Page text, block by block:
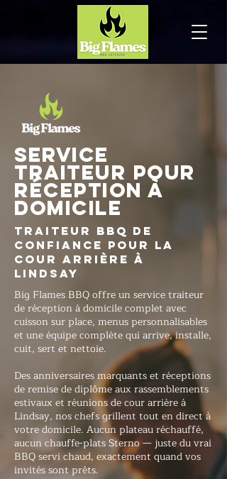
Service
traiteur pour
réception à
domicile
Traiteur BBQ de
confiance pour la
cour arrière à
Lindsay
Big Flames BBQ offre un service traiteur
de réception à domicile complet avec
cuisson sur place, menus personnalisables
et une équipe complète qui arrive, installe,
cuit, sert et nettoie.
Des anniversaires marquants et réceptions
de remise de diplôme aux rassemblements
estivaux et réunions de cour arrière à
Lindsay, nos chefs grillent tout en direct à
votre domicile. Aucun plateau réchauffé,
aucun chauffe-plats Sterno — juste du vrai
BBQ servi chaud, exactement quand vos
invités sont prêts.